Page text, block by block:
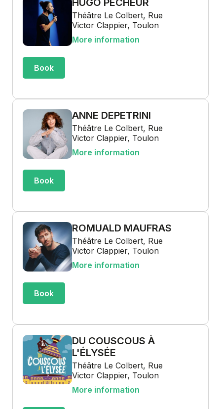
HUGO PÊCHEUR
Théâtre Le Colbert, Rue
Victor Clappier, Toulon
More information
Book
ANNE DEPETRINI
Théâtre Le Colbert, Rue
Victor Clappier, Toulon
More information
Book
ROMUALD MAUFRAS
Théâtre Le Colbert, Rue
Victor Clappier, Toulon
More information
Book
DU COUSCOUS À
L'ÉLYSÉE
Théâtre Le Colbert, Rue
Victor Clappier, Toulon
More information